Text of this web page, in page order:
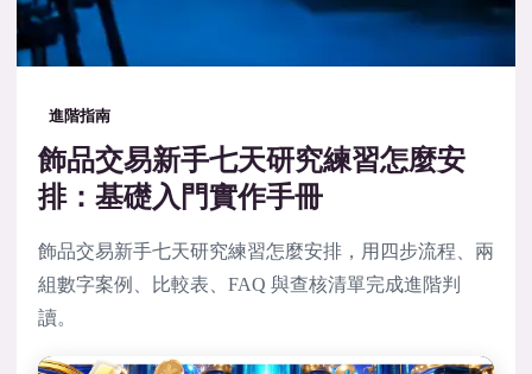
進階指南
飾品交易新手七天研究練習怎麼安
排：基礎入門實作手冊
飾品交易新手七天研究練習怎麼安排，用四步流程、兩
組數字案例、比較表、FAQ 與查核清單完成進階判
讀。